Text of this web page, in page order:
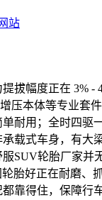
站
幅度正在 3% -
压本体等专业
耐用；全时四驱
载式车身，有大
SUV轮胎厂家并
轮胎好正在耐磨
靠得住，保障行